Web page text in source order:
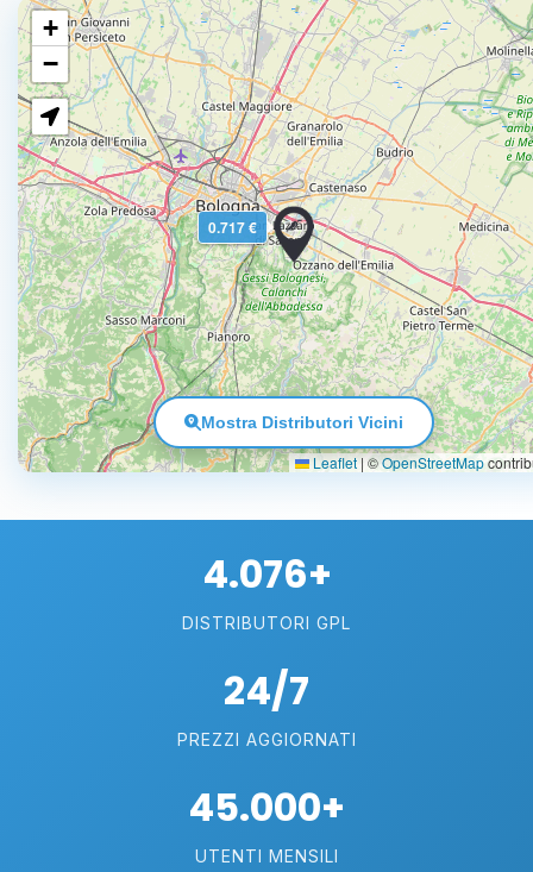
0.717 €
+
−
Leaflet|©OpenStreetMap
Mostra Distributori Vicini
4.076+
DISTRIBUTORI GPL
24/7
PREZZI AGGIORNATI
45.000+
UTENTI MENSILI